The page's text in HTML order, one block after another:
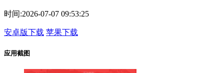
时间:2026-07-07 09:53:25
安卓版下载 苹果下载
应用截图